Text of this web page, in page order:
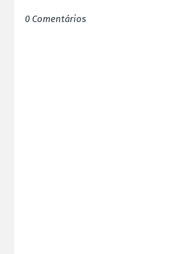
0 Comentários